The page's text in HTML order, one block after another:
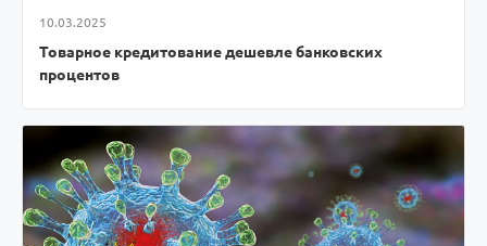
10.03.2025
Товарное кредитование дешевле банковских
процентов